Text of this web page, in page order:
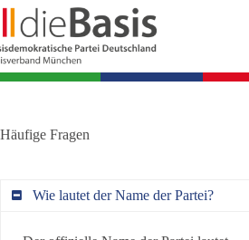
Zum
Inhalt
springen
Häufige Fragen
Wie lautet der Name der Partei?